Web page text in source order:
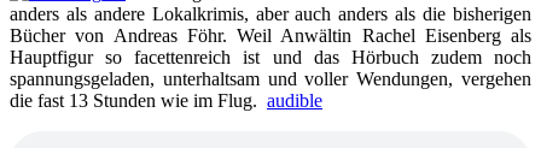
Das
Verschwinden
der
Adéle
Bedeau
anders als andere Lokalkrimis, aber auch anders als die bisherigen
Bücher von Andreas Föhr. Weil Anwältin Rachel Eisenberg als
Hauptfigur so facettenreich ist und das Hörbuch zudem noch
spannungsgeladen, unterhaltsam und voller Wendungen, vergehen
die fast 13 Stunden wie im Flug. audible